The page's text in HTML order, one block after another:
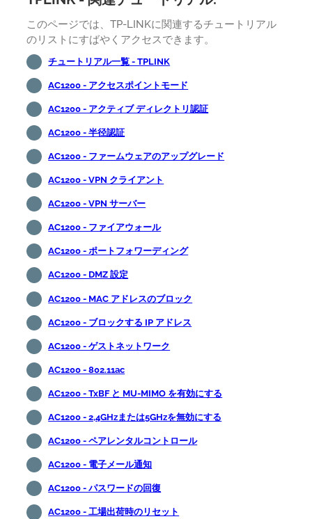
このページでは、TP-LINKに関連するチュートリアル
のリストにすばやくアクセスできます。
チュートリアル一覧 - TPLINK
AC1200 - アクセスポイントモード
AC1200 - アクティブ ディレクトリ認証
AC1200 - 半径認証
AC1200 - ファームウェアのアップグレード
AC1200 - VPN クライアント
AC1200 - VPN サーバー
AC1200 - ファイアウォール
AC1200 - ポートフォワーディング
AC1200 - DMZ 設定
AC1200 - MAC アドレスのブロック
AC1200 - ブロックする IP アドレス
AC1200 - ゲストネットワーク
AC1200 - 802.11ac
AC1200 - TxBF と MU-MIMO を有効にする
AC1200 - 2,4GHzまたは5GHzを無効にする
AC1200 - ペアレンタルコントロール
AC1200 - 電子メール通知
AC1200 - パスワードの回復
AC1200 - 工場出荷時のリセット